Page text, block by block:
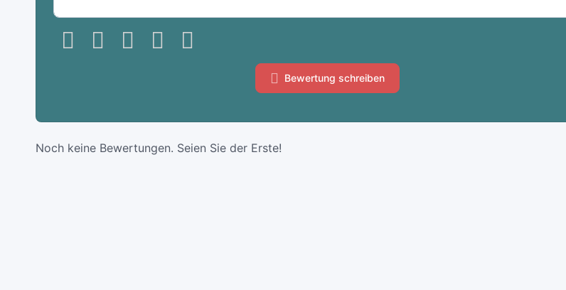
Bewertung schreiben
Noch keine Bewertungen. Seien Sie der Erste!